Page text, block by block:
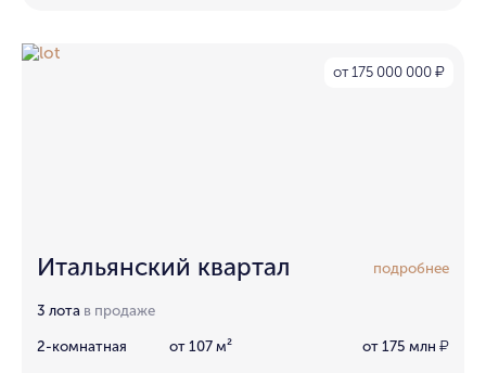
от 175 000 000 ₽
Итальянский квартал подробнее
3 лота в продаже
2-комнатная от 107 м² от 175 млн ₽